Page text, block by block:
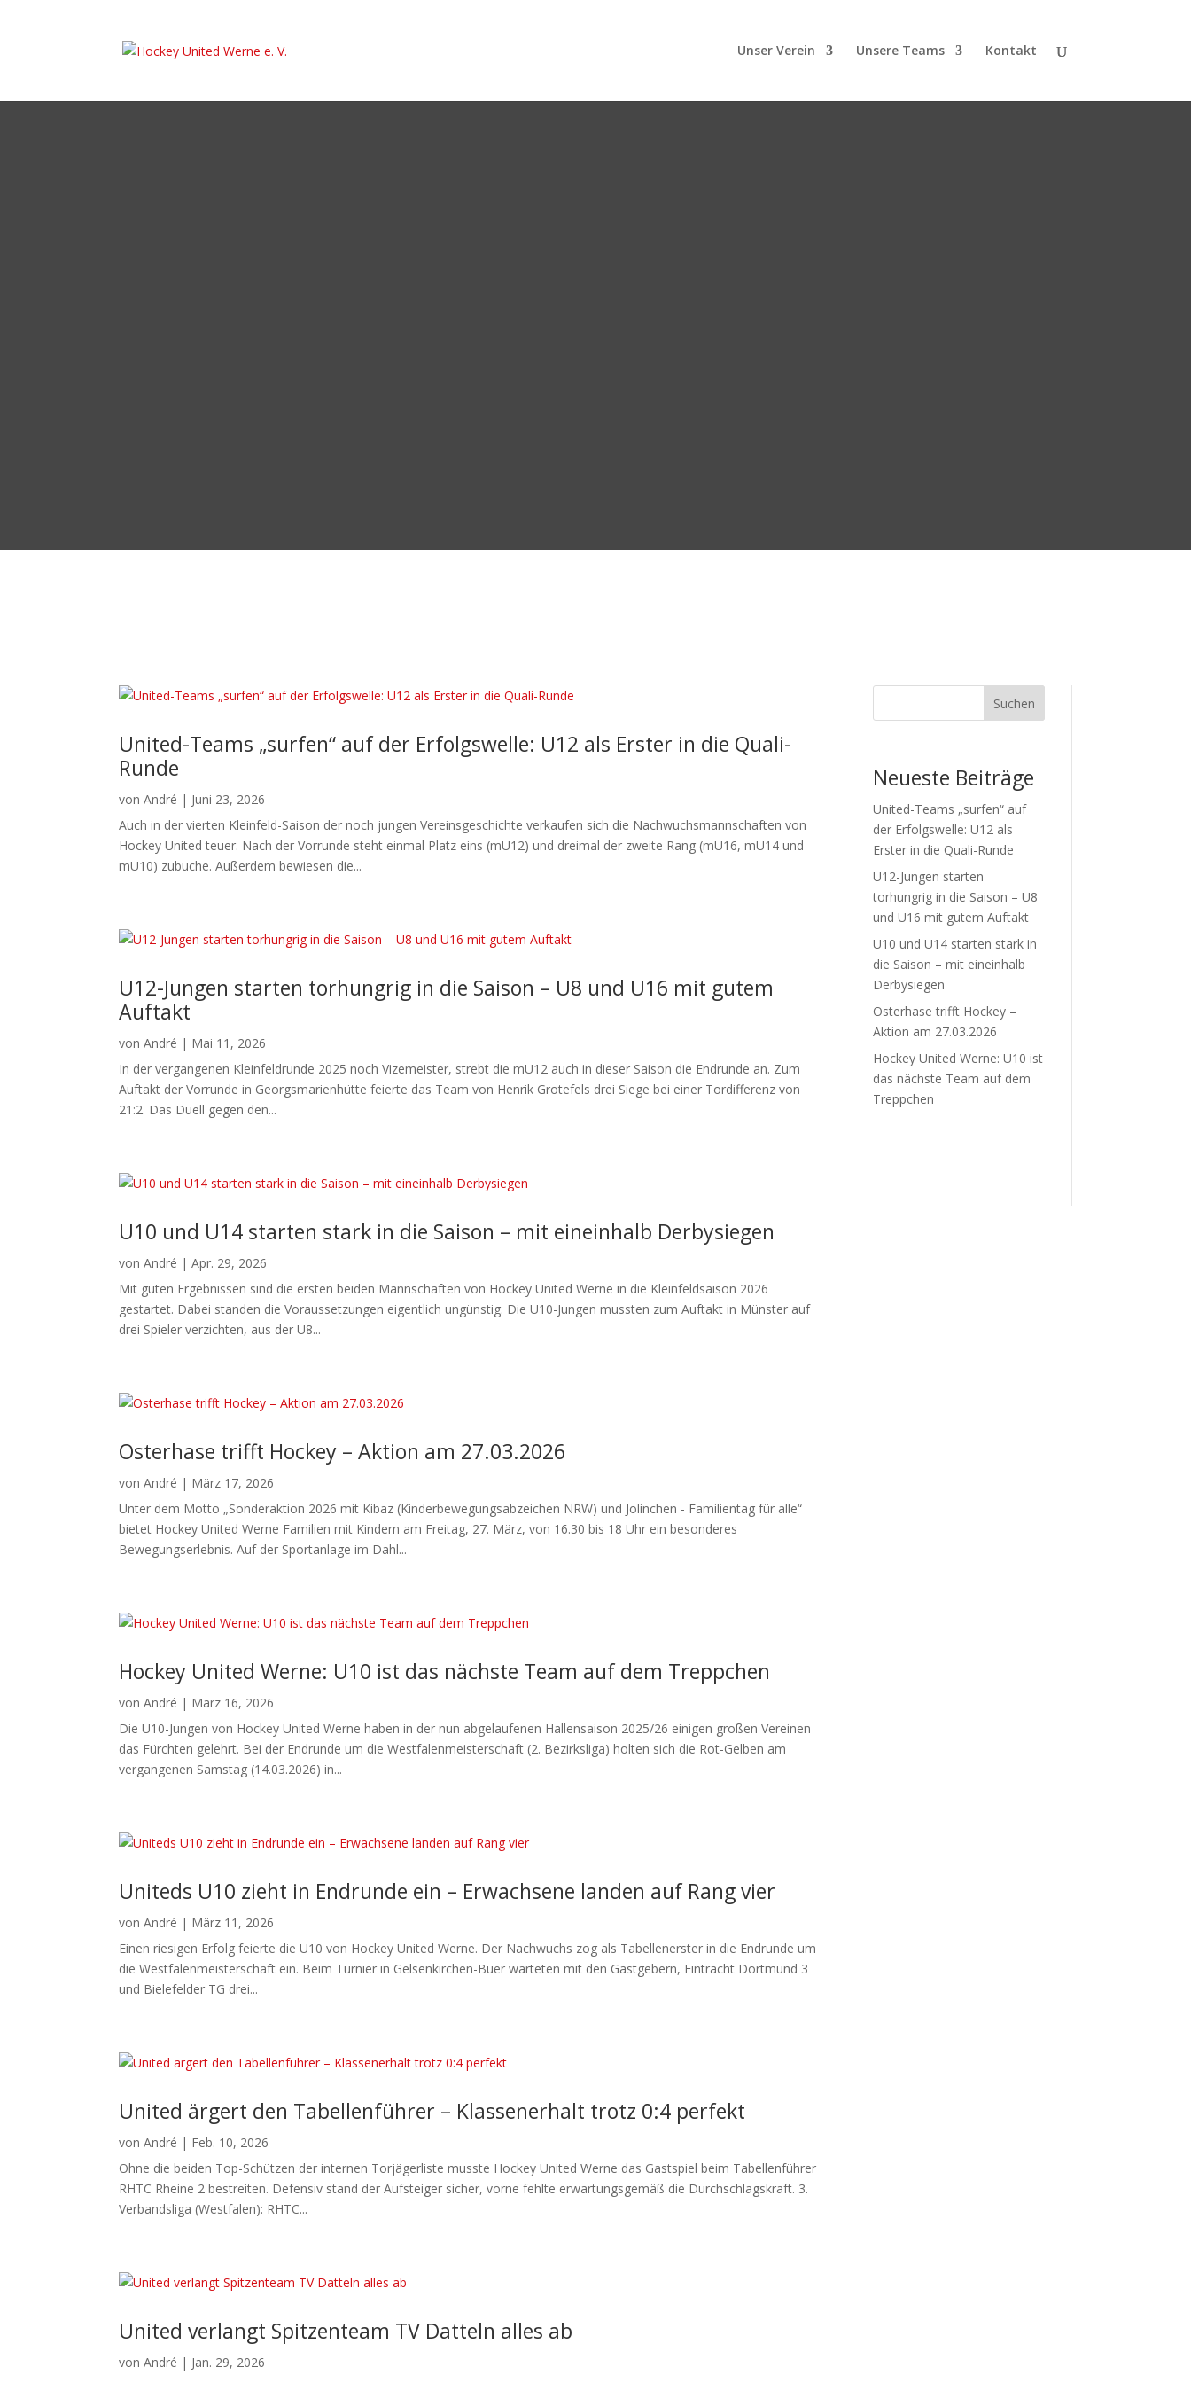
Unser Verein Unsere Teams Kontakt
United-Teams „surfen“ auf der Erfolgswelle: U12 als Erster in die Quali-
Runde
vonAndré | Juni 23, 2026
Auch in der vierten Kleinfeld-Saison der noch jungen Vereinsgeschichte verkaufen sich die Nachwuchsmannschaften von
Hockey United teuer. Nach der Vorrunde steht einmal Platz eins (mU12) und dreimal der zweite Rang (mU16, mU14 und
mU10) zubuche. Außerdem bewiesen die...
U12-Jungen starten torhungrig in die Saison – U8 und U16 mit gutem
Auftakt
vonAndré | Mai 11, 2026
In der vergangenen Kleinfeldrunde 2025 noch Vizemeister, strebt die mU12 auch in dieser Saison die Endrunde an. Zum
Auftakt der Vorrunde in Georgsmarienhütte feierte das Team von Henrik Grotefels drei Siege bei einer Tordifferenz von
21:2. Das Duell gegen den...
U10 und U14 starten stark in die Saison – mit eineinhalb Derbysiegen
vonAndré |Apr. 29, 2026
Mit guten Ergebnissen sind die ersten beiden Mannschaften von Hockey United Werne in die Kleinfeldsaison 2026
gestartet. Dabei standen die Voraussetzungen eigentlich ungünstig. Die U10-Jungen mussten zum Auftakt in Münster auf
drei Spieler verzichten, aus der U8...
Osterhase trifft Hockey – Aktion am 27.03.2026
vonAndré | März 17, 2026
Unter dem Motto „Sonderaktion 2026 mit Kibaz (Kinderbewegungsabzeichen NRW) und Jolinchen - Familientag für alle“
bietet Hockey United Werne Familien mit Kindern am Freitag, 27. März, von 16.30 bis 18 Uhr ein besonderes
Bewegungserlebnis. Auf der Sportanlage im Dahl...
Hockey United Werne: U10 ist das nächste Team auf dem Treppchen
vonAndré | März 16, 2026
Die U10-Jungen von Hockey United Werne haben in der nun abgelaufenen Hallensaison 2025/26 einigen großen Vereinen
das Fürchten gelehrt. Bei der Endrunde um die Westfalenmeisterschaft (2. Bezirksliga) holten sich die Rot-Gelben am
vergangenen Samstag (14.03.2026) in...
Uniteds U10 zieht in Endrunde ein – Erwachsene landen auf Rang vier
vonAndré | März 11, 2026
Einen riesigen Erfolg feierte die U10 von Hockey United Werne. Der Nachwuchs zog als Tabellenerster in die Endrunde um
die Westfalenmeisterschaft ein. Beim Turnier in Gelsenkirchen-Buer warteten mit den Gastgebern, Eintracht Dortmund 3
und Bielefelder TG drei...
United ärgert den Tabellenführer – Klassenerhalt trotz 0:4 perfekt
vonAndré | Feb. 10, 2026
Ohne die beiden Top-Schützen der internen Torjägerliste musste Hockey United Werne das Gastspiel beim Tabellenführer
RHTC Rheine 2 bestreiten. Defensiv stand der Aufsteiger sicher, vorne fehlte erwartungsgemäß die Durchschlagskraft. 3.
Verbandsliga (Westfalen): RHTC...
United verlangt Spitzenteam TV Datteln alles ab
vonAndré | Jan. 29, 2026
Suchen
Neueste Beiträge
United-Teams „surfen“ auf
der Erfolgswelle: U12 als
Erster in die Quali-Runde
U12-Jungen starten
torhungrig in die Saison – U8
und U16 mit gutem Auftakt
U10 und U14 starten stark in
die Saison – mit eineinhalb
Derbysiegen
Osterhase trifft Hockey –
Aktion am 27.03.2026
Hockey United Werne: U10 ist
das nächste Team auf dem
Treppchen